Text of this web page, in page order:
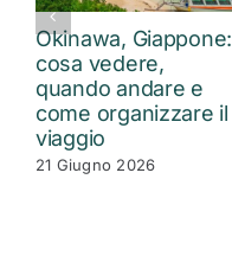
Okinawa, Giappone:
cosa vedere,
quando andare e
come organizzare il
viaggio
21 Giugno 2026